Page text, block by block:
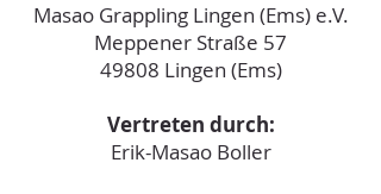
Masao Grappling Lingen (Ems) e.V.
Meppener Straße 57
49808 Lingen (Ems)
Vertreten durch:
Erik-Masao Boller